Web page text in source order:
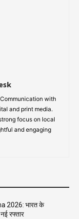
with
and print media.
focus on local
and engaging
2026: भारत के
रफ्तार